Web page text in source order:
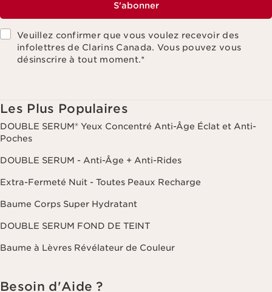
S'abonner
Veuillez confirmer que vous voulez recevoir des
infolettres de Clarins Canada. Vous pouvez vous
désinscrire à tout moment.*
Les Plus Populaires
DOUBLE SERUM® Yeux Concentré Anti-Âge Éclat et Anti-
Poches
DOUBLE SERUM - Anti-Âge + Anti-Rides
Extra-Fermeté Nuit - Toutes Peaux Recharge
Baume Corps Super Hydratant
DOUBLE SERUM FOND DE TEINT
Baume à Lèvres Révélateur de Couleur
Besoin d'Aide ?